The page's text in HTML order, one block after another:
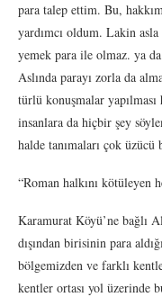
para talep ettim. Bu,
yardımcı oldum. Lakin
yemek para ile olmaz. ya
Aslında parayı zorla da
türlü konuşmalar
insanlara da hiçbir şey
halde tanımaları çok
“Roman halkını kötüleyen
Karamurat Köyü’ne bağlı
dışından birisinin para
bölgemizden ve farklı
kentler ortası yol üzerinde